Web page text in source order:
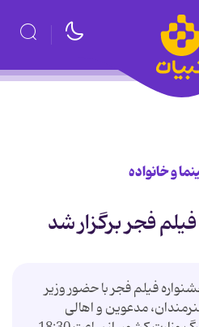
و خانواده
فجر برگزار شد
فیلم فجر با حضور وزیر
مدعوین و اهالی